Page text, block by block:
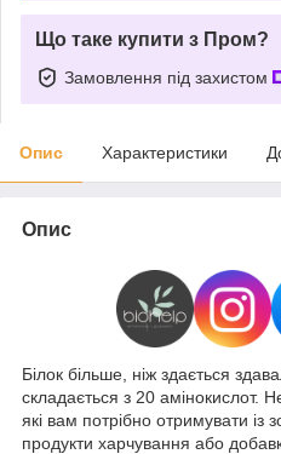
Що таке купити з Пром?
Замовлення під захистом
Опис Характеристики
Опис
Білок більше, ніж здається
складається з 20 амінокислот.
які вам потрібно отримувати із
продукти харчування або